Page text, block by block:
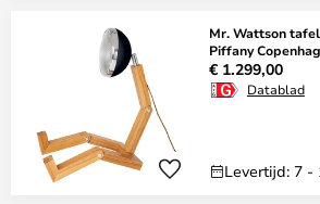
Mr. Wattson
Piffany
€ 1.299,00
Datablad
Levertijd: 7 -